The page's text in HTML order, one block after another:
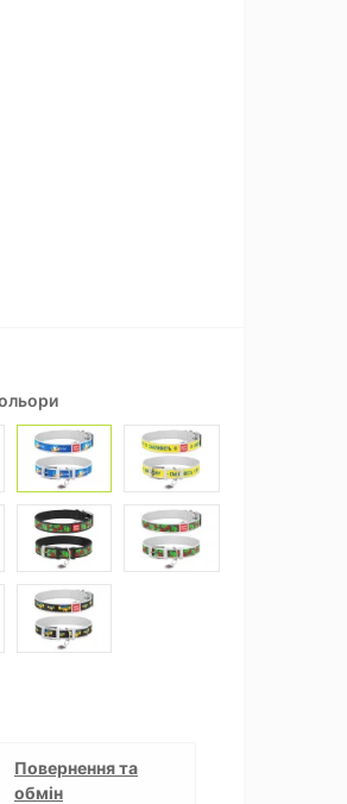
Повернення та
обмін